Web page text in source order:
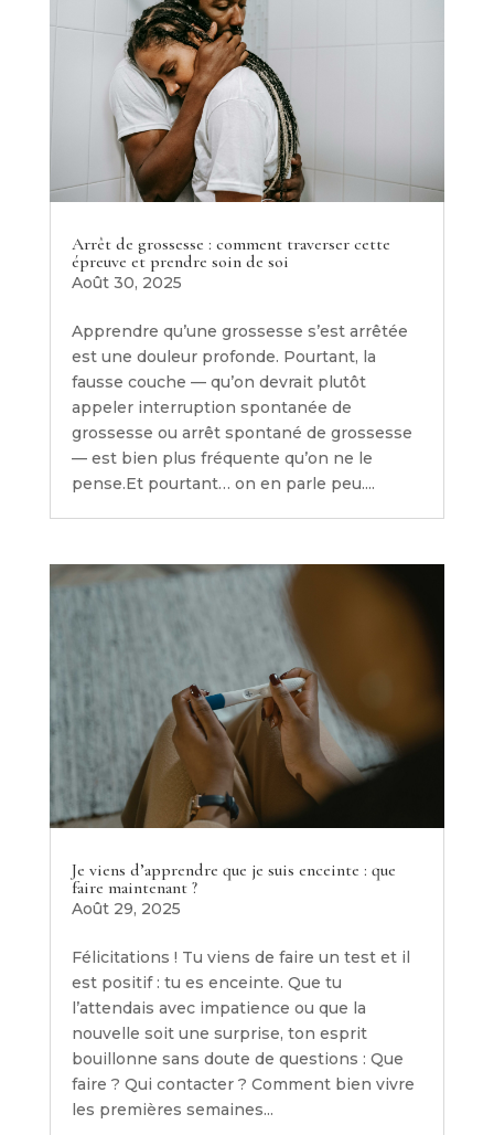
Arrêt de grossesse : comment traverser cette
épreuve et prendre soin de soi
Août 30, 2025
Apprendre qu’une grossesse s’est arrêtée
est une douleur profonde. Pourtant, la
fausse couche — qu’on devrait plutôt
appeler interruption spontanée de
grossesse ou arrêt spontané de grossesse
— est bien plus fréquente qu’on ne le
pense.Et pourtant… on en parle peu....
Je viens d’apprendre que je suis enceinte : que
faire maintenant ?
Août 29, 2025
Félicitations ! Tu viens de faire un test et il
est positif : tu es enceinte. Que tu
l’attendais avec impatience ou que la
nouvelle soit une surprise, ton esprit
bouillonne sans doute de questions : Que
faire ? Qui contacter ? Comment bien vivre
les premières semaines...